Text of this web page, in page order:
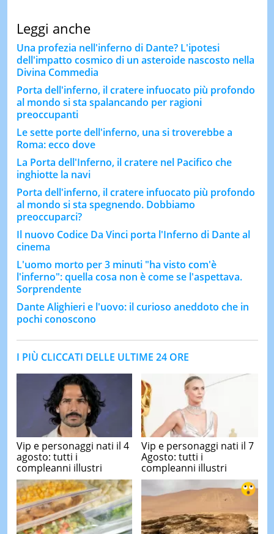
Leggi anche
Una profezia nell'inferno di Dante? L'ipotesi
dell'impatto cosmico di un asteroide nascosto nella
Divina Commedia
Porta dell'inferno, il cratere infuocato più profondo
al mondo si sta spalancando per ragioni
preoccupanti
Le sette porte dell'inferno, una si troverebbe a
Roma: ecco dove
La Porta dell'Inferno, il cratere nel Pacifico che
inghiotte la navi
Porta dell'inferno, il cratere infuocato più profondo
al mondo si sta spegnendo. Dobbiamo
preoccuparci?
Il nuovo Codice Da Vinci porta l'Inferno di Dante al
cinema
L'uomo morto per 3 minuti "ha visto com'è
l'inferno": quella cosa non è come se l'aspettava.
Sorprendente
Dante Alighieri e l'uovo: il curioso aneddoto che in
pochi conoscono
I PIÙ CLICCATI DELLE ULTIME 24 ORE
Vip e personaggi nati il 4
agosto: tutti i
compleanni illustri
Vip e personaggi nati il 7
Agosto: tutti i
compleanni illustri